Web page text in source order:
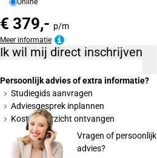
Online
€ 379,- p/m
Meer informatie
Ik wil mij direct inschrijven
Persoonlijk advies of extra informatie?
Studiegids aanvragen
Adviesgesprek inplannen
Kostenoverzicht ontvangen
Vragen of persoonlijk
advies?